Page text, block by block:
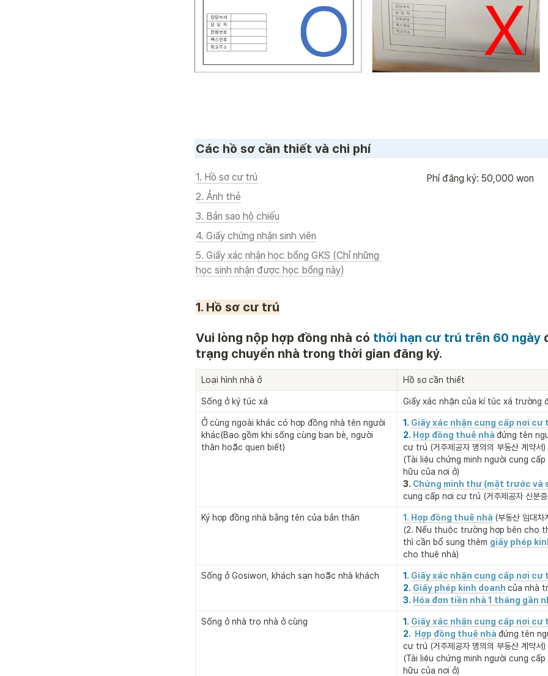
Các hồ sơ cần thiết và chi phí
1. Hồ sơ cư trú
2. Ảnh thẻ
3. Bản sao hộ chiếu
4. Giấy chứng nhận sinh viên
5. Giấy xác nhận học bổng GKS (Chỉ những
học sinh nhận được học bổng này)
Phí đăng ký: 50,000 won
1. Hồ sơ cư trú
Vui lòng nộp hợp đồng nhà có thời hạn cư trú trên 60 ngày
trạng chuyển nhà trong thời gian đăng ký.
Loại hình nhà ở Hồ sơ cần thiết
Sống ở ký túc xá Giấy xác nhận của kí túc xá trường
Ở cùng ngoài khác có hợp đồng nhà tên người
khác(Bao gồm khi sống cùng bạn bè, người
thân hoặc quen biết)
1. Giấy xác nhận cung cấp nơi cư
2. Hợp đồng thuê nhà đứng tên
cư trú (거주제공자 명의의 부동산 계약서)
(Tài liệu chứng minh người cung
hữu của nơi ở)
3. Chứng minh thư (mặt trước và
cung cấp nơi cư trú (거주제공자 신분증
Ký hợp đồng nhà bằng tên của bản thân 1. Hợp đồng thuê nhà (부동산 임대차
(2. Nếu thuộc trường hợp bên cho
thì cần bổ sung thêm giấy phép
cho thuê nhà)
Sống ở Gosiwon, khách sạn hoặc nhà khách 1. Giấy xác nhận cung cấp nơi cư
2. Giấy phép kinh doanh của nhà
3. Hóa đơn tiền nhà 1 tháng gần
Sống ở nhà trọ nhà ở cùng 1. Giấy xác nhận cung cấp nơi cư
2. Hợp đồng thuê nhà đứng tên
cư trú (거주제공자 명의의 부동산 계약서)
(Tài liệu chứng minh người cung
hữu của nơi ở)